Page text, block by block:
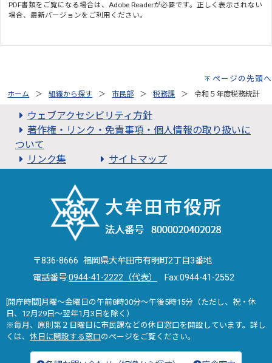
PDF書類をご覧になる場合は、Adobe Readerが必要です。正しく表示されない
場合、最新バージョンをご利用ください。
ページの先頭へ
ホーム 組織から探す 市民部 税務課 令和５年度税務統計
ウェブアクセシビリティ方針
著作権・リンク・免責事項・個人情報の取り扱いに
ついて
リンク集
サイトマップ
〒836-8666 福岡県大牟田市有明町2丁目3番地
電話番号:0944-41-2222（代表） Fax:0944-41-2552
[開庁時間]月曜～金曜日の午前8時30分～午後5時15分（ただし、祝・休
日、12月29日～翌年1月3日を除く）
※毎月、原則第２日曜日に市民課などの休日窓口を開設しています。詳し
くは、 休日に開設する窓口のページをご覧ください。